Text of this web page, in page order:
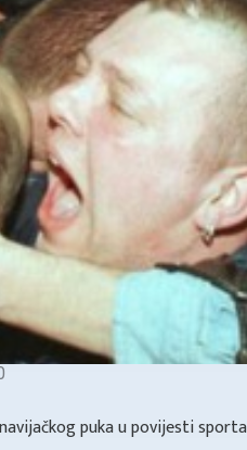
puka u povijesti